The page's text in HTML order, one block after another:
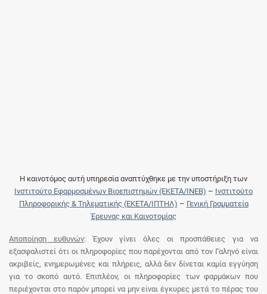
Η καινοτόμος αυτή υπηρεσία αναπτύχθηκε με την υποστήριξη των
Ινστιτούτο Εφαρμοσμένων Βιοεπιστημών (ΕΚΕΤΑ/ΙΝΕΒ) – Ινστιτούτο
Πληροφορικής & Τηλεματικής (ΕΚΕΤΑ/ΙΠΤΗΛ) – Γενική Γραμματεία
Έρευνας και Καινοτομίας
Αποποίηση ευθυνών: Έχουν γίνει όλες οι προσπάθειες για να
εξασφαλιστεί ότι οι πληροφορίες που παρέχονται από τον Γαληνό είναι
ακριβείς, ενημερωμένες και πλήρεις, αλλά δεν δίνεται καμία εγγύηση
για το σκοπό αυτό. Επιπλέον, οι πληροφορίες των φαρμάκων που
περιέχονται στο παρόν μπορεί να μην είναι έγκυρες μετά το πέρας του